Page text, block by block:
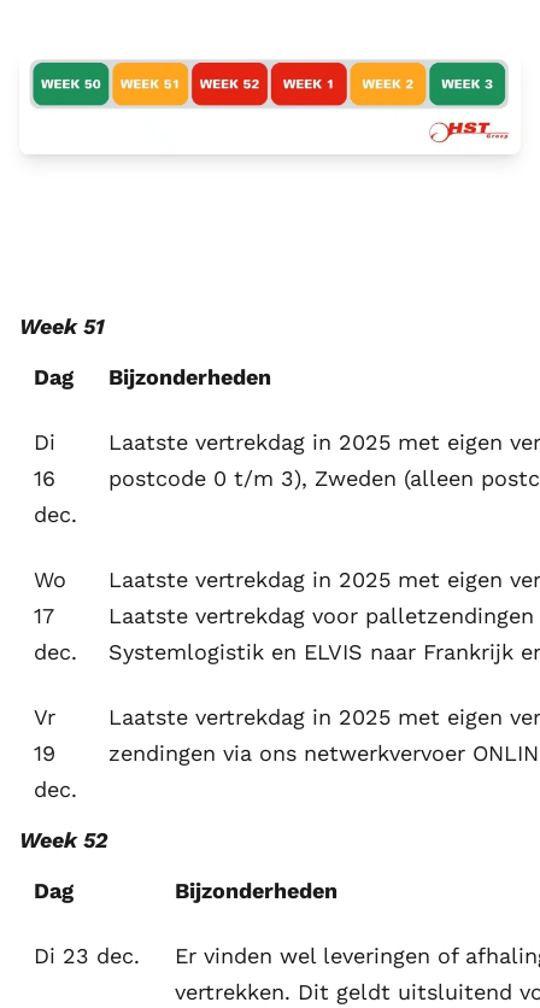
Week 51
Dag
Bijzonderheden
Di
16
dec.
Laatste vertrekdag in 2025 met eigen
postcode 0 t/m 3), Zweden (alleen
Wo
17
dec.
Laatste vertrekdag in 2025 met eigen
Laatste vertrekdag voor
Systemlogistik en ELVIS naar Frankrijk
Vr
19
dec.
Laatste vertrekdag in 2025 met eigen
zendingen via ons netwerkvervoer
Week 52
Dag
Bijzonderheden
Di 23 dec.
Er vinden wel leveringen of
vertrekken. Dit geldt uitsluitend